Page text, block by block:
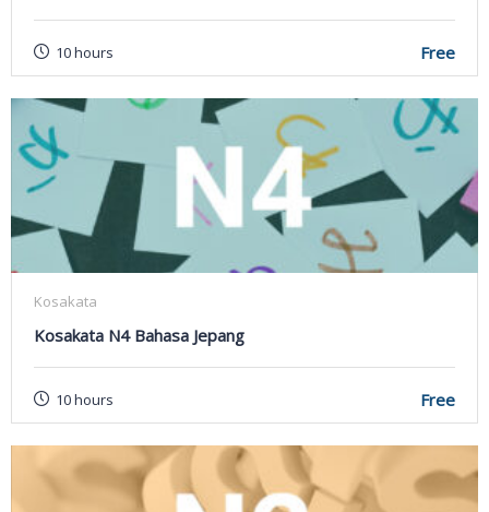
10 hours Free
Kosakata
Kosakata N4 Bahasa Jepang
10 hours Free